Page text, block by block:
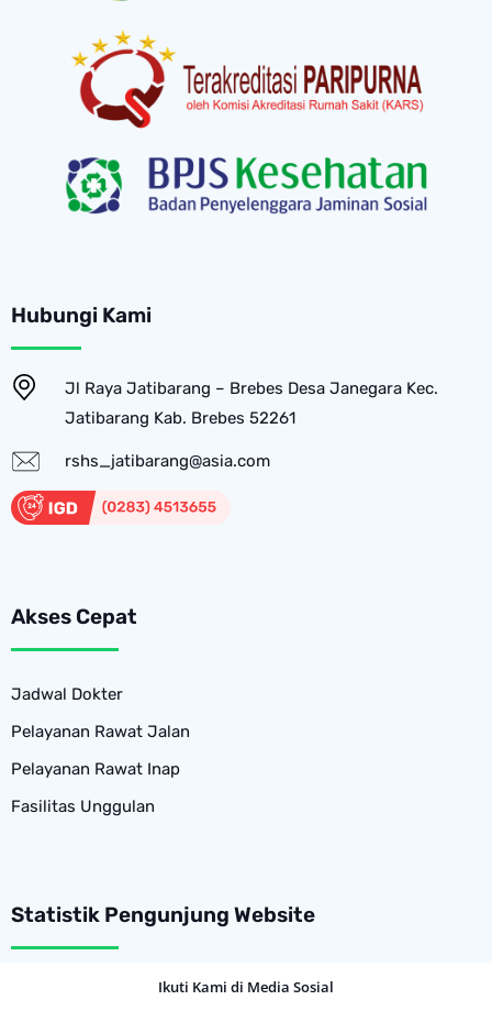
Hubungi Kami
Jl Raya Jatibarang – Brebes Desa Janegara Kec.
Jatibarang Kab. Brebes 52261
rshs_jatibarang@asia.com
Akses Cepat
Jadwal Dokter
Pelayanan Rawat Jalan
Pelayanan Rawat Inap
Fasilitas Unggulan
Statistik Pengunjung Website
Ikuti Kami di Media Sosial